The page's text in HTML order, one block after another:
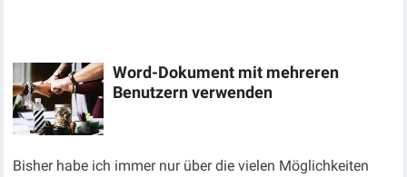
Word-Dokument mit mehreren
Benutzern verwenden
Bisher habe ich immer nur über die vielen Möglichkeiten